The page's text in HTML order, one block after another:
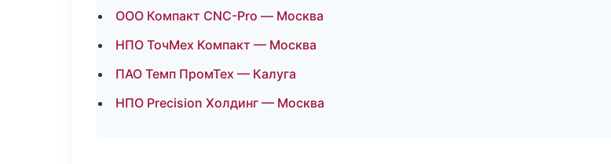
ООО Компакт CNC-Pro — Москва
НПО ТочМех Компакт — Москва
ПАО Темп ПромТех — Калуга
НПО Precision Холдинг — Москва